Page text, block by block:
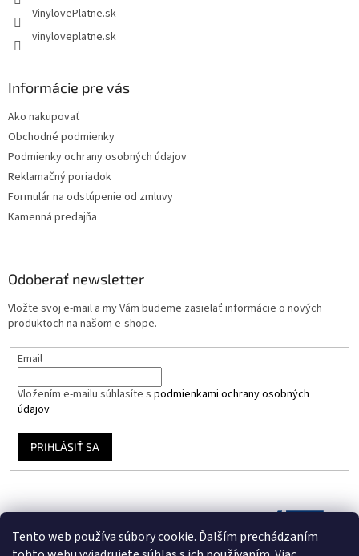
Tento web používa súbory cookie. Ďalším prechádzaním
VinylovePlatne.sk
vinyloveplatne.sk
Informácie pre vás
Ako nakupovať
Obchodné podmienky
Podmienky ochrany osobných údajov
Reklamačný poriadok
Formulár na odstúpenie od zmluvy
Kamenná predajňa
Odoberať newsletter
Vložte svoj e-mail a my Vám budeme zasielať informácie o nových
produktoch na našom e-shope.
Email
Vložením e-mailu súhlasíte s podmienkami ochrany osobných
údajov
PRIHLÁSIŤ SA